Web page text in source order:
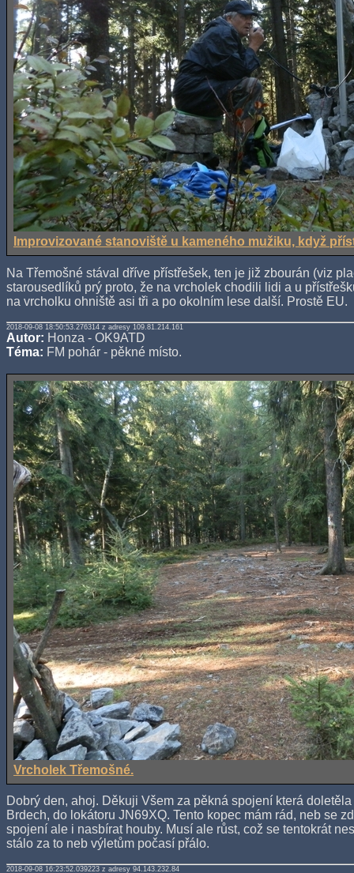
Improvizované stanoviště u kameného mužiku, když
Na Třemošné stával dříve přístřešek, ten je již zbourán (viz
starousedlíků prý proto, že na vrcholek chodili lidi a u
na vrcholku ohniště asi tři a po okolním lese další. Prostě EU.
2018-09-08 18:50:53.276314 z adresy 109.81.214.161
Autor: Honza - OK9ATD
Téma: FM pohár - pěkné místo.
Vrcholek Třemošné.
Dobrý den, ahoj. Děkuji Všem za pěkná spojení která
Brdech, do lokátoru JN69XQ. Tento kopec mám rád, neb se
spojení ale i nasbírat houby. Musí ale růst, což se tentokrát
stálo za to neb výletům počasí přálo.
2018-09-08 16:23:52.039223 z adresy 94.143.232.84